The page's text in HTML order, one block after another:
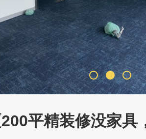
平精装修没家具